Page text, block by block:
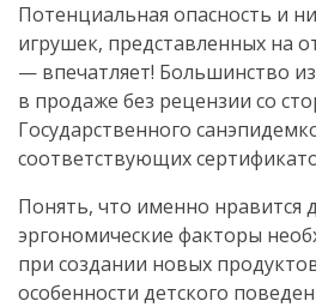
Потенциальная опасность и
игрушек, представленных на
— впечатляет! Большинство
в продаже без рецензии со
Государственного
соответствующих
Понять, что именно нравится
эргономические факторы
при создании новых
особенности детского